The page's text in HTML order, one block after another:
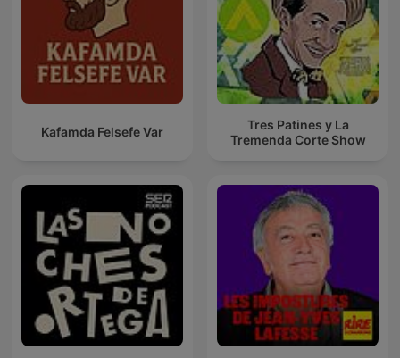
Kafamda Felsefe Var
Tres Patines y La
Tremenda Corte Show